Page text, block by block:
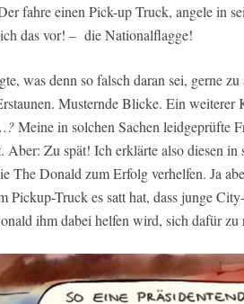
fahre einen Pick-up Truck, angele in
das vor! – die Nationalflagge!
was denn so falsch daran sei, gerne
Musternde Blicke. Ein weiterer
Meine in solchen Sachen leidgeprüfte
Aber: Zu spät! Ich erklärte also diesen in
The Donald zum Erfolg verhelfen. Ja
Pickup-Truck es satt hat, dass junge
ihm dabei helfen wird, sich dafür zu